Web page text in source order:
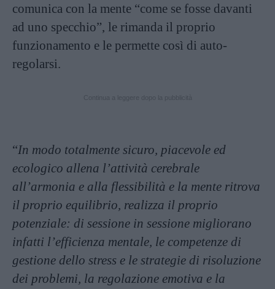
comunica con la mente “come se fosse davanti
ad uno specchio”, le rimanda il proprio
funzionamento e le permette così di auto-
regolarsi.
“In modo totalmente sicuro, piacevole ed
ecologico allena l’attività cerebrale
all’armonia e alla flessibilità e la mente ritrova
il proprio equilibrio, realizza il proprio
potenziale: di sessione in sessione migliorano
infatti l’efficienza mentale, le competenze di
gestione dello stress e le strategie di risoluzione
dei problemi, la regolazione emotiva e la